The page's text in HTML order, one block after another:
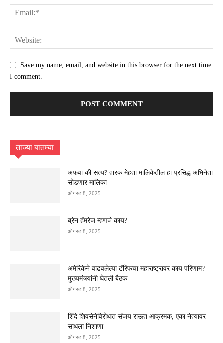
Save my name, email, and website in this browser for the next time
I comment.
ताज्या बातम्या
अफवा की सत्य? तारक मेहता मालिकेतील हा प्रसिद्ध अभिनेता
सोडणार मालिका
ऑगस्ट 8, 2025
ब्रेन हॅमरेज म्हणजे काय?
ऑगस्ट 8, 2025
अमेरिकेने वाढवलेल्या टॅरिफचा महाराष्ट्रावर काय परिणाम?
मुख्यमंत्र्यांनी घेतली बैठक
ऑगस्ट 8, 2025
शिंदे शिवसेनेविरोधात संजय राऊत आक्रमक, एका नेत्यावर
साधला निशाणा
ऑगस्ट 8, 2025